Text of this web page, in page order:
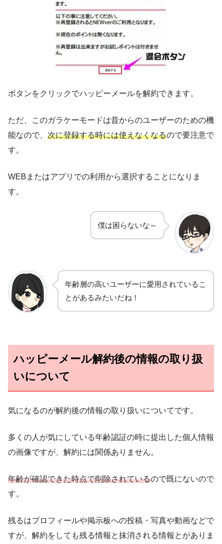
ボタンをクリックでハッピーメールを解約できます。
ただ、このガラケーモードは昔からのユーザーのための機
能なので、 次に登録する時には使えなくなるので要注意で
す。
WEBまたはアプリでの利用から選択することになりま
す。
僕は困らないな～
年齢層の高いユーザーに愛用されているこ
とがあるみたいだね！
ハッピーメール解約後の情報の取り扱
いについて
気になるのが解約後の情報の取り扱いについてです。
多くの人が気にしている年齢認証の時に提出した個人情報
の画像ですが、解約には関係ありません。
年齢が確認できた時点で削除されているので既にないので
す。
残るはプロフィールや掲示板への投稿・写真や動画などで
すが、解約をしても残る情報と抹消される情報とがありま